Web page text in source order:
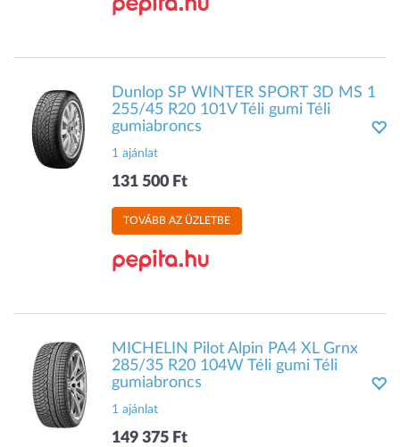
Dunlop SP WINTER SPORT 3D MS 1
255/45 R20 101V Téli gumi Téli
gumiabroncs
1 ajánlat
131 500 Ft
TOVÁBB AZ ÜZLETBE
MICHELIN Pilot Alpin PA4 XL Grnx
285/35 R20 104W Téli gumi Téli
gumiabroncs
1 ajánlat
149 375 Ft